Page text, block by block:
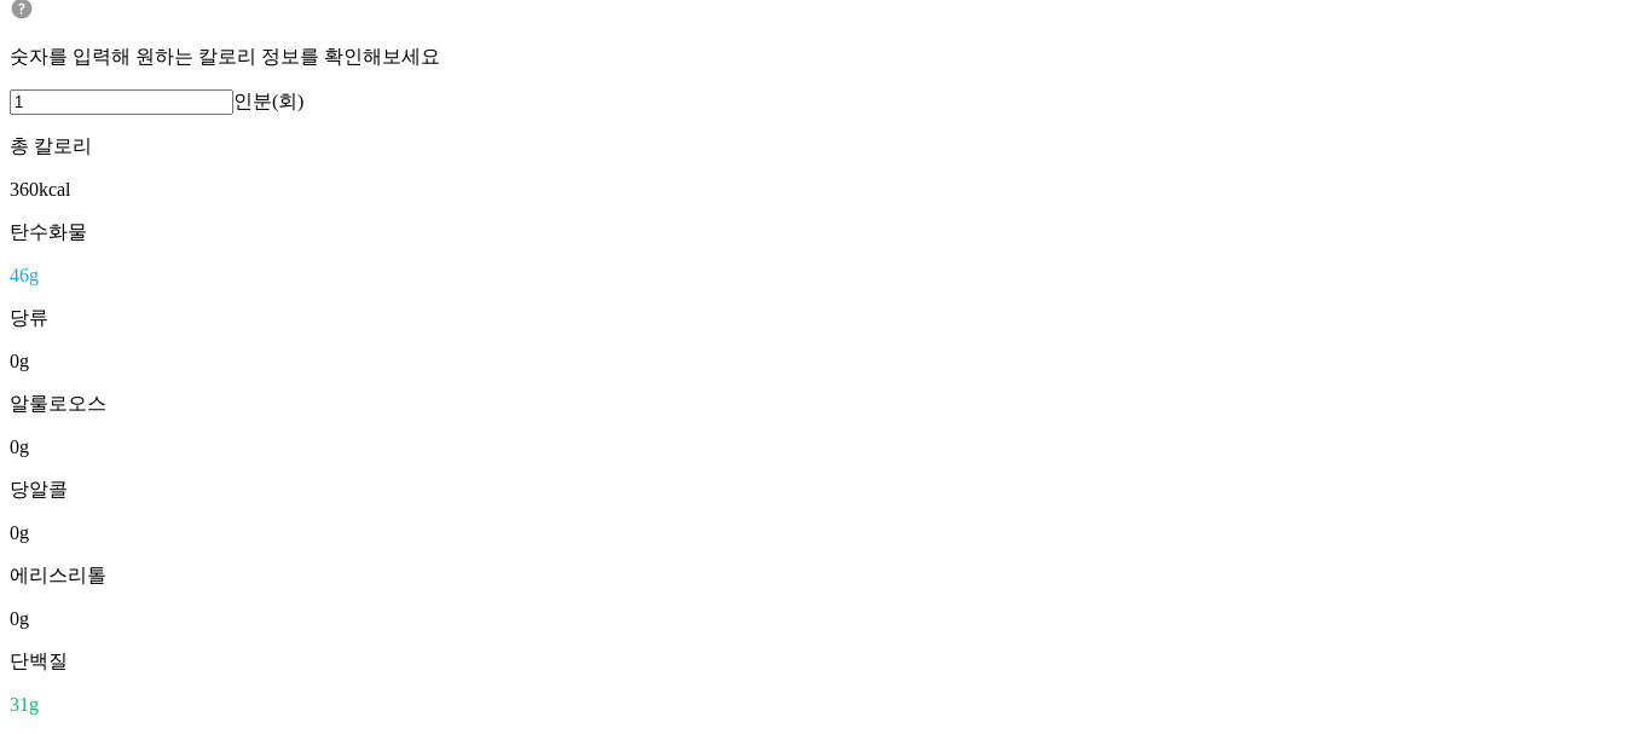
숫자를 입력해 원하는 칼로리 정보를 확인해보세요
인분(회)
총 칼로리
360kcal
탄수화물
46g
당류
0g
알룰로오스
0g
당알콜
0g
에리스리톨
0g
단백질
31 g